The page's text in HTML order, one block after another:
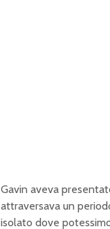
Gavin aveva
attraversava un
isolato dove